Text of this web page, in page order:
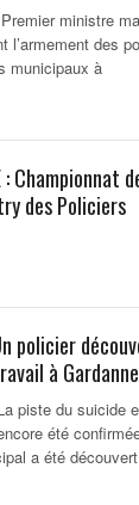
ministre
l’armement des
municipaux à
: Championnat
des Policiers
policier
à
piste du suicide
été
a été découvert